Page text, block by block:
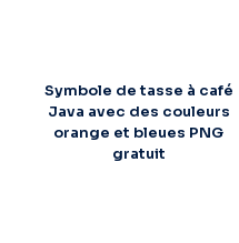
Symbole de tasse à café
Java avec des couleurs
orange et bleues PNG
gratuit